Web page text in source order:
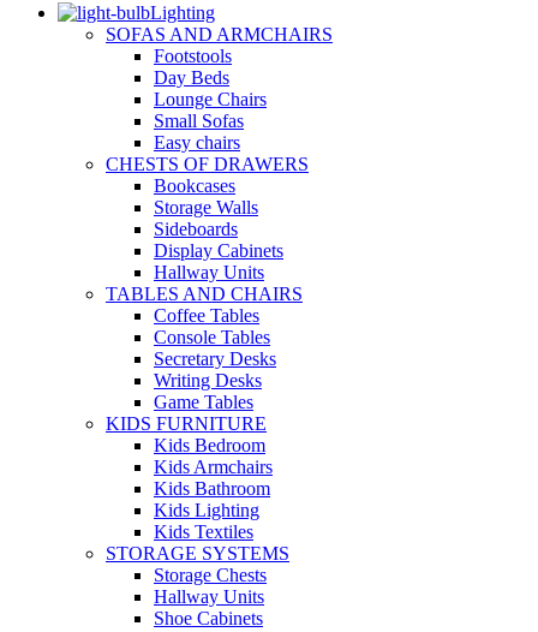
Lighting
SOFAS AND ARMCHAIRS
Footstools
Day Beds
Lounge Chairs
Small Sofas
Easy chairs
CHESTS OF DRAWERS
Bookcases
Storage Walls
Sideboards
Display Cabinets
Hallway Units
TABLES AND CHAIRS
Coffee Tables
Console Tables
Secretary Desks
Writing Desks
Game Tables
KIDS FURNITURE
Kids Bedroom
Kids Armchairs
Kids Bathroom
Kids Lighting
Kids Textiles
STORAGE SYSTEMS
Storage Chests
Hallway Units
Shoe Cabinets